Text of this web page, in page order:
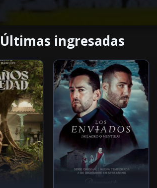
Últimas ingresadas